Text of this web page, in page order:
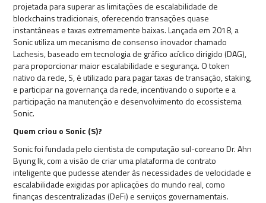
projetada para superar as limitações de escalabilidade de
blockchains tradicionais, oferecendo transações quase
instantâneas e taxas extremamente baixas. Lançada em 2018, a
Sonic utiliza um mecanismo de consenso inovador chamado
Lachesis, baseado em tecnologia de gráfico acíclico dirigido (DAG),
para proporcionar maior escalabilidade e segurança. O token
nativo da rede, S, é utilizado para pagar taxas de transação, staking,
e participar na governança da rede, incentivando o suporte e a
participação na manutenção e desenvolvimento do ecossistema
Sonic.
Quem criou o Sonic (S)?
Sonic foi fundada pelo cientista de computação sul-coreano Dr. Ahn
Byung Ik, com a visão de criar uma plataforma de contrato
inteligente que pudesse atender às necessidades de velocidade e
escalabilidade exigidas por aplicações do mundo real, como
finanças descentralizadas (DeFi) e serviços governamentais.